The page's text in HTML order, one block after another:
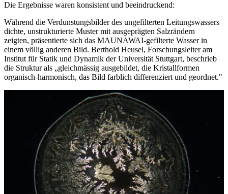
Die Ergebnisse waren konsistent und beeindruckend:
Während die Verdunstungsbilder des ungefilterten Leitungswassers
dichte, unstrukturierte Muster mit ausgeprägten Salzrändern
zeigten, präsentierte sich das MAUNAWAI-gefilterte Wasser in
einem völlig anderen Bild. Berthold Heusel, Forschungsleiter am
Institut für Statik und Dynamik der Universität Stuttgart, beschrieb
die Struktur als „gleichmässig ausgebildet, die Kristallformen
organisch-harmonisch, das Bild farblich differenziert und geordnet."